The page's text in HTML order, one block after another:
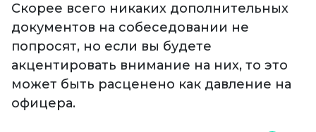
Скорее всего никаких дополнительных
документов на собеседовании не
попросят, но если вы будете
акцентировать внимание на них, то это
может быть расценено как давление на
офицера.